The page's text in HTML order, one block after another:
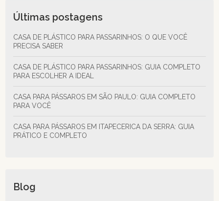
Últimas postagens
CASA DE PLÁSTICO PARA PASSARINHOS: O QUE VOCÊ
PRECISA SABER
CASA DE PLÁSTICO PARA PASSARINHOS: GUIA COMPLETO
PARA ESCOLHER A IDEAL
CASA PARA PÁSSAROS EM SÃO PAULO: GUIA COMPLETO
PARA VOCÊ
CASA PARA PÁSSAROS EM ITAPECERICA DA SERRA: GUIA
PRÁTICO E COMPLETO
Blog